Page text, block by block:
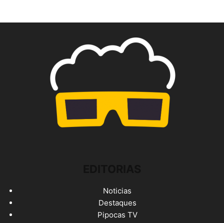
Noticias
Destaques
Pipocas TV